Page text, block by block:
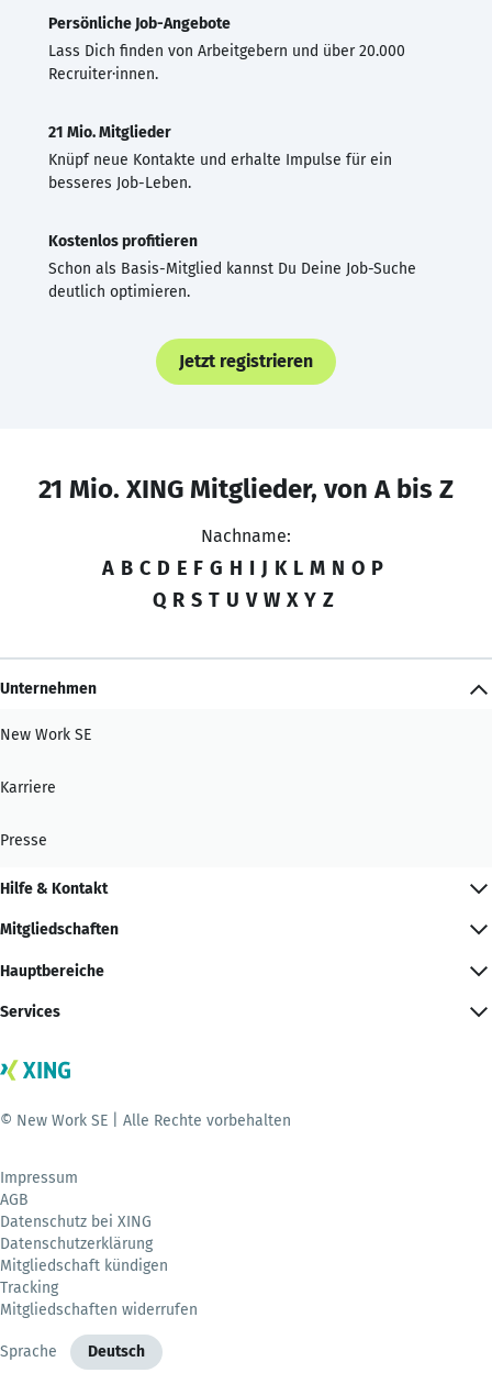
Persönliche Job-Angebote
Lass Dich finden von Arbeitgebern und über 20.000
Recruiter·innen.
21 Mio. Mitglieder
Knüpf neue Kontakte und erhalte Impulse für ein
besseres Job-Leben.
Kostenlos profitieren
Schon als Basis-Mitglied kannst Du Deine Job-Suche
deutlich optimieren.
Jetzt registrieren
21 Mio. XING Mitglieder, von A bis Z
Nachname:
A B C D E F G H I J K L M N O P
Q R S T U V W X Y Z
Unternehmen
New Work SE
Karriere
Presse
Hilfe & Kontakt
Mitgliedschaften
Hauptbereiche
Services
© New Work SE | Alle Rechte vorbehalten
Impressum
AGB
Datenschutz bei XING
Datenschutzerklärung
Mitgliedschaft kündigen
Tracking
Mitgliedschaften widerrufen
Sprache Deutsch